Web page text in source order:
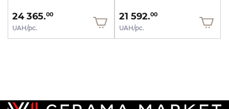
24 365.00
UAH/pc.
21 592.00
UAH/pc.